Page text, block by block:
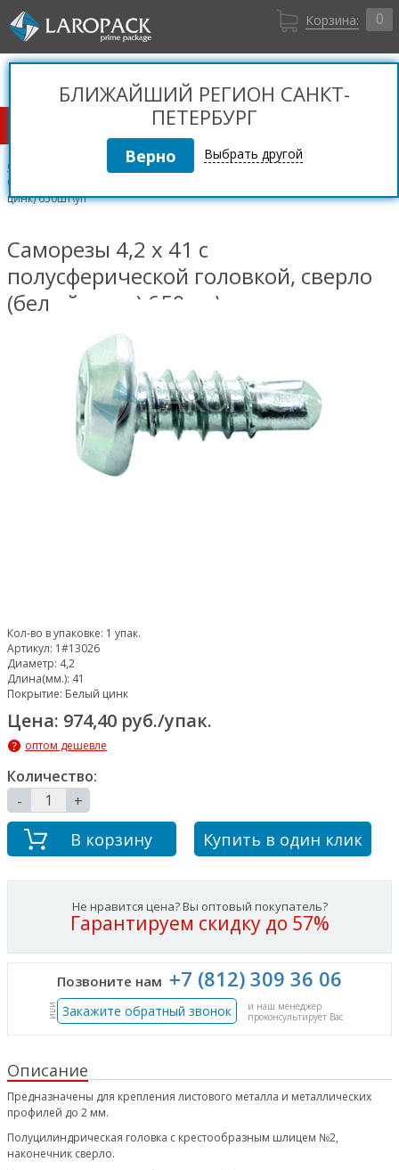
Корзина: 0
Санкт-Петербург
+7 (812) 309 36 06
Вход
Регистрация
КАТАЛОГ ТОВАРОВ
БЛИЖАЙШИЙ РЕГИОН САНКТ-
ПЕТЕРБУРГ
Выбрать другой
Саморезы
Саморезы п/сф сверло (белый цинк) (РМЗ)
Саморезы 4,2 x 41 с полусферической головкой, сверло (белый
цинк) 650шт\уп
Саморезы 4,2 x 41 с
полусферической головкой, сверло
(белый цинк) 650шт\уп
Кол-во в упаковке: 1 упак.
Артикул: 1#13026
Диаметр: 4,2
Длина(мм.): 41
Покрытие: Белый цинк
Цена: 974,40 руб./упак.
оптом дешевле
Количество:
-
+
В корзину Купить в один клик
Не нравится цена? Вы оптовый покупатель?
Гарантируем скидку до 57%
Позвоните нам +7 (812) 309 36 06
или Закажите обратный звонок
и наш менеджер
проконсультирует Вас
Описание
Предназначены для крепления листового металла и металлических
профилей до 2 мм.
Полуцилиндрическая головка с крестообразным шлицем №2,
наконечник сверло.